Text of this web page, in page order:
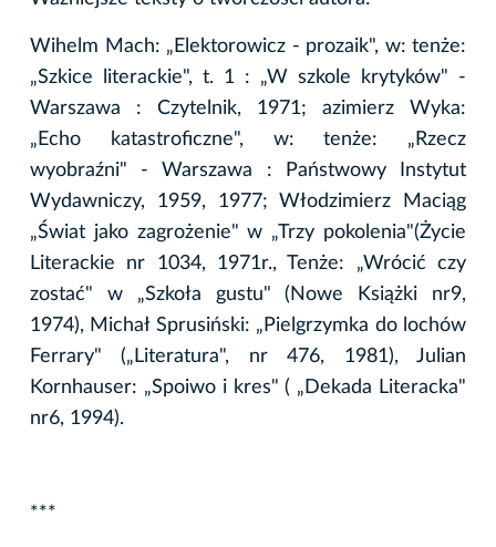
Wihelm Mach: „Elektorowicz - prozaik", w: tenże:
„Szkice literackie", t. 1 : „W szkole krytyków" -
Warszawa : Czytelnik, 1971; azimierz Wyka:
„Echo katastroficzne", w: tenże: „Rzecz
wyobraźni" - Warszawa : Państwowy Instytut
Wydawniczy, 1959, 1977; Włodzimierz Maciąg
„Świat jako zagrożenie" w „Trzy pokolenia"(Życie
Literackie nr 1034, 1971r., Tenże: „Wrócić czy
zostać" w „Szkoła gustu" (Nowe Książki nr9,
1974), Michał Sprusiński: „Pielgrzymka do lochów
Ferrary" („Literatura", nr 476, 1981), Julian
Kornhauser: „Spoiwo i kres" ( „Dekada Literacka"
nr6, 1994).
***